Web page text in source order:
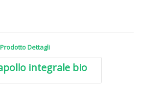
Prodotto Dettagli
integrale bio